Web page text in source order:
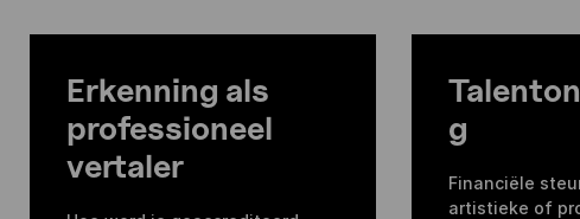
Erkenning als
professioneel
vertaler
g
Financiële
artistieke of